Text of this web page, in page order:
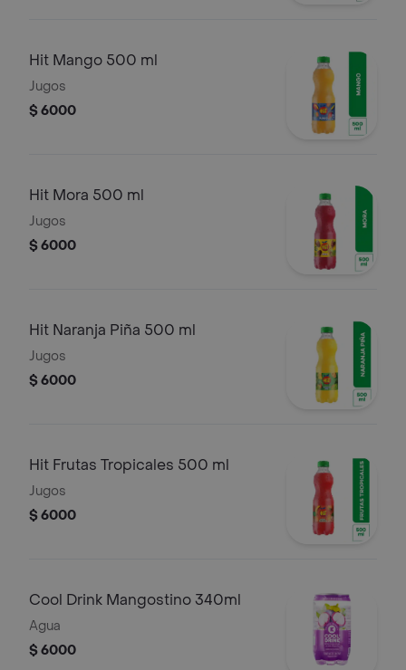
Hit Mango 500 ml
Jugos
$ 6000
Hit Mora 500 ml
Jugos
$ 6000
Hit Naranja Piña 500 ml
Jugos
$ 6000
Hit Frutas Tropicales 500 ml
Jugos
$ 6000
Cool Drink Mangostino 340ml
Agua
$ 6000